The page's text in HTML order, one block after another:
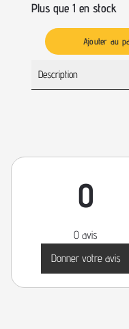
Plus que 1 en stock
Ajouter au
Description
0
0 avis
Donner votre avis